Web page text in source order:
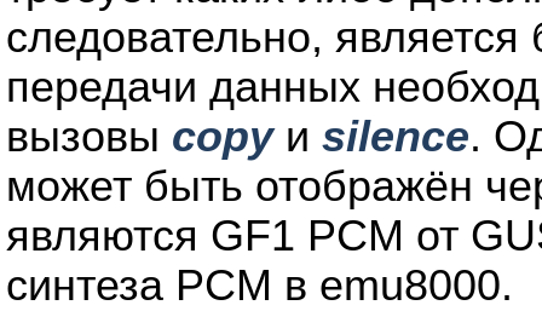
следовательно,
передачи данных
вызовы copyи silence.
может быть отображён
являются GF1 PCM от
синтеза PCM в emu8000.